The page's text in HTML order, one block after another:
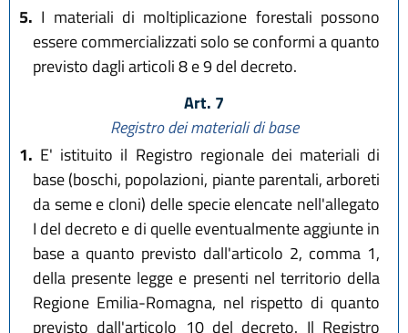
5. I materiali di moltiplicazione forestali possono
essere commercializzati solo se conformi a quanto
previsto dagli articoli 8 e 9 del decreto.
Art. 7
Registro dei materiali di base
1. E' istituito il Registro regionale dei materiali di
base (boschi, popolazioni, piante parentali, arboreti
da seme e cloni) delle specie elencate nell'allegato
I del decreto e di quelle eventualmente aggiunte in
base a quanto previsto dall'articolo 2, comma 1,
della presente legge e presenti nel territorio della
Regione Emilia-Romagna, nel rispetto di quanto
previsto dall'articolo 10 del decreto. Il Registro